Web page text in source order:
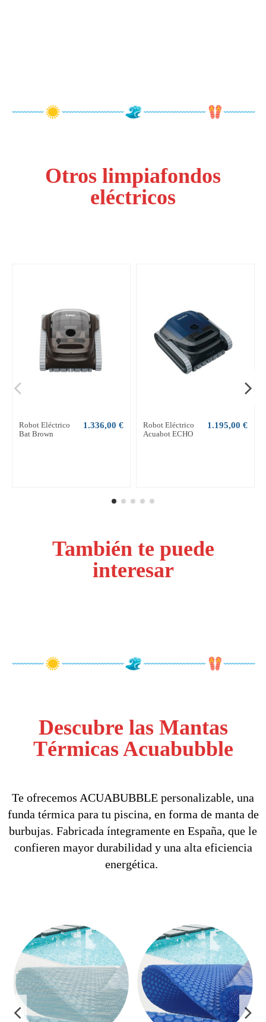
Otros limpiafondos
eléctricos
Robot Eléctrico
Bat Brown
1.336,00 €
Robot Eléctrico
Acuabot ECHO
1.195,00 €
También te puede
interesar
Descubre las Mantas
Térmicas Acuabubble
Te ofrecemos ACUABUBBLE personalizable, una
funda térmica para tu piscina, en forma de manta de
burbujas. Fabricada íntegramente en España, que le
confieren mayor durabilidad y una alta eficiencia
energética.